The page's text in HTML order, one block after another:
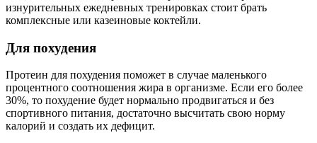
изнурительных ежедневных тренировках стоит брать
комплексные или казеиновые коктейли.
Для похудения
Протеин для похудения поможет в случае маленького
процентного соотношения жира в организме. Если его более
30%, то похудение будет нормально продвигаться и без
спортивного питания, достаточно высчитать свою норму
калорий и создать их дефицит.